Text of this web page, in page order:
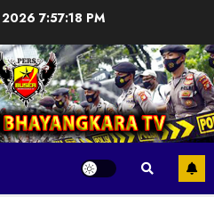
2026 7:57:19 PM